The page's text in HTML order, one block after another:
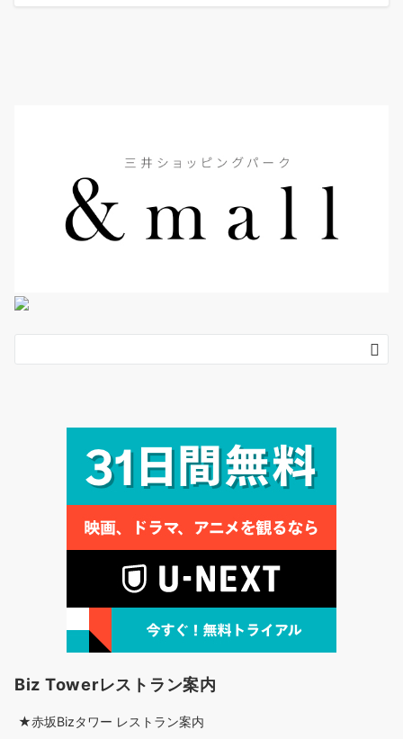
Biz Towerレストラン案内
★赤坂Bizタワー レストラン案内